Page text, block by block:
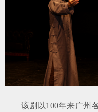
该剧以100年来广州